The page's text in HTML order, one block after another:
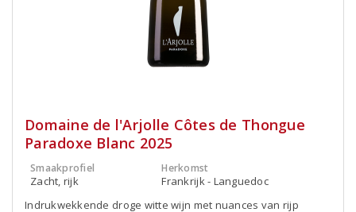
Domaine de l'Arjolle Côtes de Thongue
Paradoxe Blanc 2025
Smaakprofiel
Zacht, rijk
Herkomst
Frankrijk - Languedoc
Indrukwekkende droge witte wijn met nuances van rijp